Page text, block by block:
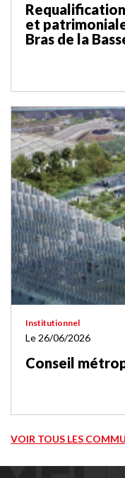
VOIR TOUS LES
et
Bras de la
Institutionnel
Le 26/06/2026
Conseil